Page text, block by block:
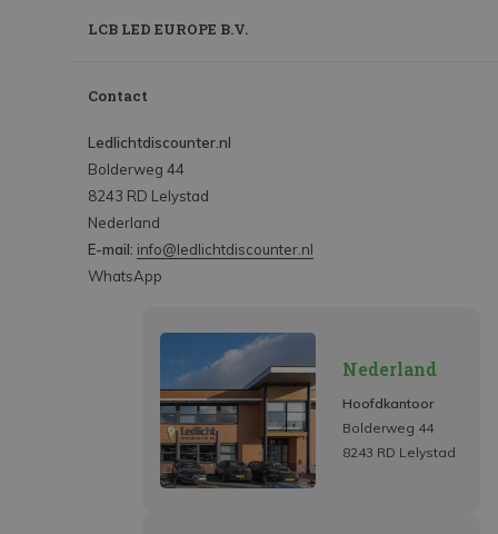
LCB LED EUROPE B.V.
Contact
Ledlichtdiscounter.nl
Bolderweg 44
8243 RD Lelystad
Nederland
E-mail: info@ledlichtdiscounter.nl
WhatsApp
Nederland
Hoofdkantoor
Bolderweg 44
8243 RD Lelystad